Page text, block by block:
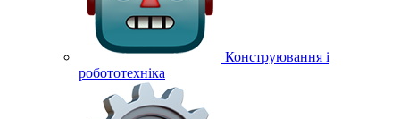
Конструювання і
робототехніка